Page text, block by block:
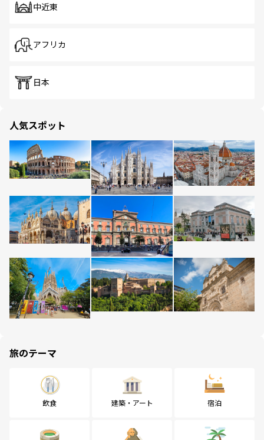
中近東
アフリカ
日本
人気スポット
旅のテーマ
飲食 建築・アート 宿泊